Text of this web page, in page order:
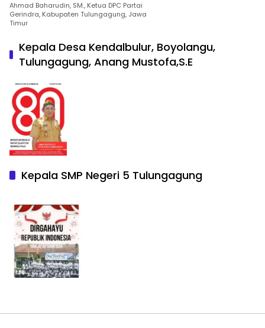
Ahmad Baharudin, SM., Ketua DPC Partai
Gerindra, Kabupaten Tulungagung, Jawa
Timur
Kepala Desa Kendalbulur, Boyolangu,
Tulungagung, Anang Mustofa,S.E
Kepala SMP Negeri 5 Tulungagung